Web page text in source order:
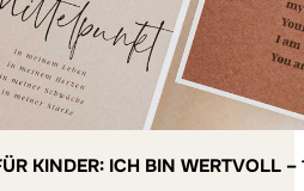
KINDER: ICH BIN WERTVOLL